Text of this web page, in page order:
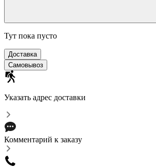
Тут пока пусто
Доставка
Самовывоз
Указать адрес доставки
Комментарий к заказу